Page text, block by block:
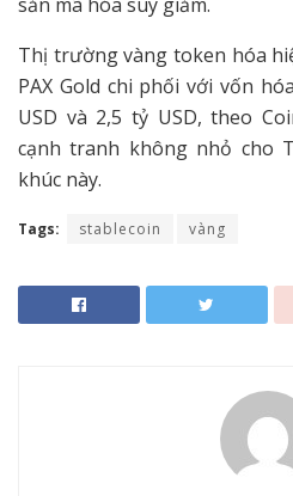
Thị trường vàng token hóa
PAX Gold chi phối với vốn
USD và 2,5 tỷ USD, theo
cạnh tranh không nhỏ cho
khúc này.
Tags: stablecoin vàng